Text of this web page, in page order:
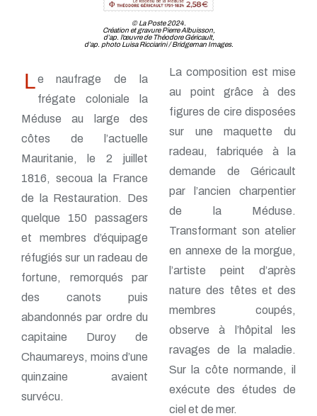
© La Poste 2024.
Création et gravure Pierre Albuisson,
d’ap. l’œuvre de Théodore Géricault,
d’ap. photo Luisa Ricciarini / Bridgeman Images.
Le naufrage de la
frégate coloniale la
Méduse au large des
côtes de l’actuelle
Mauritanie, le 2 juillet
1816, secoua la France
de la Restauration. Des
quelque 150 passagers
et membres d’équipage
réfugiés sur un radeau de
fortune, remorqués par
des canots puis
abandonnés par ordre du
capitaine Duroy de
Chaumareys, moins d’une
quinzaine avaient
survécu.
La composition est mise
au point grâce à des
figures de cire disposées
sur une maquette du
radeau, fabriquée à la
demande de Géricault
par l’ancien charpentier
de la Méduse.
Transformant son atelier
en annexe de la morgue,
l’artiste peint d’après
nature des têtes et des
membres coupés,
observe à l’hôpital les
ravages de la maladie.
Sur la côte normande, il
exécute des études de
ciel et de mer.